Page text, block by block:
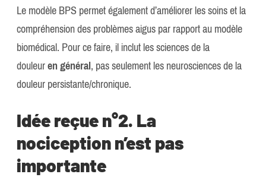
Le modèle BPS permet également d’améliorer les soins et la
compréhension des problèmes aigus par rapport au modèle
biomédical. Pour ce faire, il inclut les sciences de la
douleuren général, pas seulement les neurosciences de la
douleur persistante/chronique.
Idée reçue n°2. La
nociception n’est pas
importante